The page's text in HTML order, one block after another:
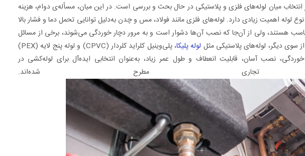
میان لوله‌های فلزی و پلاستیکی در حال بحث و بررسی است. در این میان، مسأله‌ی دوام، هزینه
لوله اهمیت زیادی دارد. لوله‌های فلزی مانند فولاد، مس و چدن به‌دلیل توانایی تحمل دما و فشار بالا
مناسب هستند، ولی از آن‌جا که نصب آن‌ها دشوار است و به مرور دچار خوردگی می‌شوند، برخی از مسائل
از سوی دیگر، لوله‌های پلاستیکی مثل لوله پلیکا
، پلی‌وینیل کلراید کلردار (CPVC) و لوله پنج لایه (PEX)
خوردگی، نصب آسان، قابلیت انعطاف و طول عمر زیاد، به‌عنوان انتخابی ایده‌آل برای لوله‌کشی در
تجاری مطرح شده‌اند.